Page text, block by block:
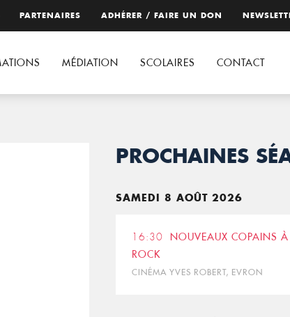
PARTENAIRES ADHÉRER / FAIRE UN DON
MÉDIATION SCOLAIRES CONTACT
PROCHAINES
SAMEDI 8 AOÛT 2026
16:30
NOUVEAUX COPAINS À
ROCK
CINÉMA YVES ROBERT, EVRON